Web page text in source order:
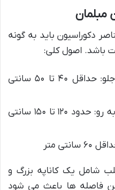
دکوراسیون باید به گونه
باشد. اصول کلی:
فاصله بین مبل و میز جلو: حداقل ۴۰ تا ۵۰ سانتی
فاصله بین دو کاناپه روبه رو: حدود ۱۲۰ تا ۱۵۰ سانتی
متر
شامل یک کاناپه بزرگ و
فاصله ها باعث می شود